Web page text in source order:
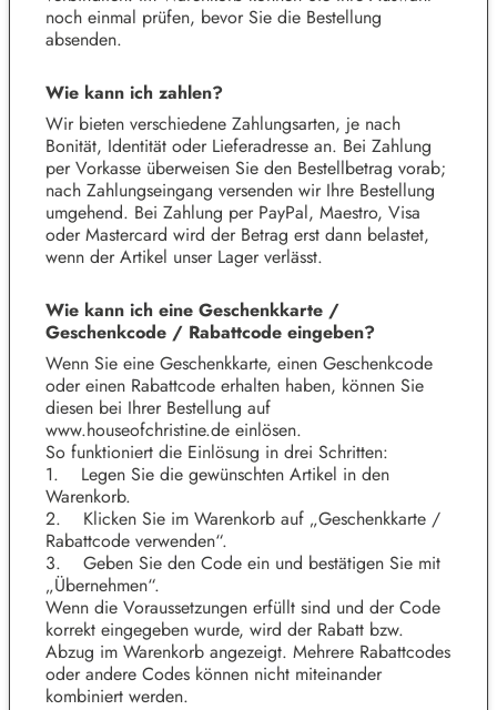
noch einmal prüfen, bevor Sie die Bestellung
absenden.
Wie kann ich zahlen?
Wir bieten verschiedene Zahlungsarten, je nach
Bonität, Identität oder Lieferadresse an. Bei Zahlung
per Vorkasse überweisen Sie den Bestellbetrag vorab;
nach Zahlungseingang versenden wir Ihre Bestellung
umgehend. Bei Zahlung per PayPal, Maestro, Visa
oder Mastercard wird der Betrag erst dann belastet,
wenn der Artikel unser Lager verlässt.
Wie kann ich eine Geschenkkarte /
Geschenkcode / Rabattcode eingeben?
Wenn Sie eine Geschenkkarte, einen Geschenkcode
oder einen Rabattcode erhalten haben, können Sie
diesen bei Ihrer Bestellung auf
www.houseofchristine.de einlösen.
So funktioniert die Einlösung in drei Schritten:
1. Legen Sie die gewünschten Artikel in den
Warenkorb.
2. Klicken Sie im Warenkorb auf „Geschenkkarte /
Rabattcode verwenden“.
3. Geben Sie den Code ein und bestätigen Sie mit
„Übernehmen“.
Wenn die Voraussetzungen erfüllt sind und der Code
korrekt eingegeben wurde, wird der Rabatt bzw.
Abzug im Warenkorb angezeigt. Mehrere Rabattcodes
oder andere Codes können nicht miteinander
kombiniert werden.